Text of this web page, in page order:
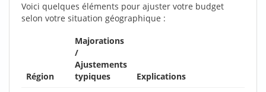
Voici quelques éléments pour ajuster votre budget
selon votre situation géographique :
Région
Majorations
/
Ajustements
typiques
Explications